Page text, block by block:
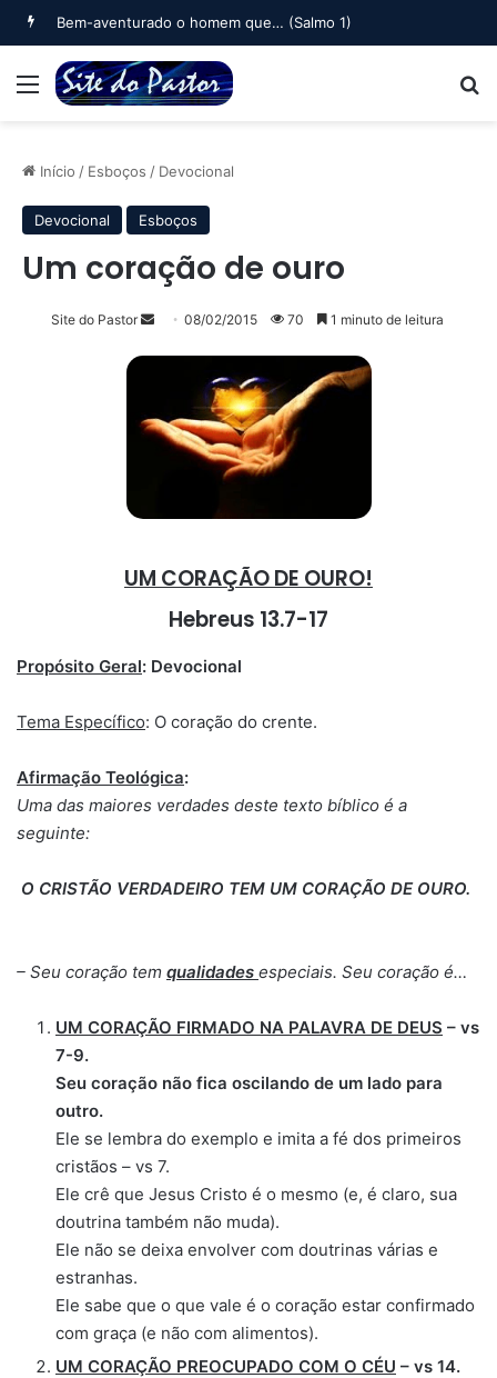
Bem-aventurado o homem que… (Salmo 1)
Menu
Início / Esboços / Devocional
Devocional Esboços
Um coração de ouro
Site do Pastor
Mande08/02/2015 70 1 minuto de leitura
UM CORAÇÃO DE OURO!
Hebreus 13.7-17
Propósito Geral: Devocional
Tema Específico: O coração do crente.
Afirmação Teológica:
Uma das maiores verdades deste texto bíblico é a
seguinte:
O CRISTÃO VERDADEIRO TEM UM CORAÇÃO DE OURO.
– Seu coração tem qualidades especiais. Seu coração é…
UM CORAÇÃO FIRMADO NA PALAVRA DE DEUS – vs
7-9.
Seu coração não fica oscilando de um lado para
outro.
Ele se lembra do exemplo e imita a fé dos primeiros
cristãos – vs 7.
Ele crê que Jesus Cristo é o mesmo (e, é claro, sua
doutrina também não muda).
Ele não se deixa envolver com doutrinas várias e
estranhas.
Ele sabe que o que vale é o coração estar confirmado
com graça (e não com alimentos).
UM CORAÇÃO PREOCUPADO COM O CÉU – vs 14.